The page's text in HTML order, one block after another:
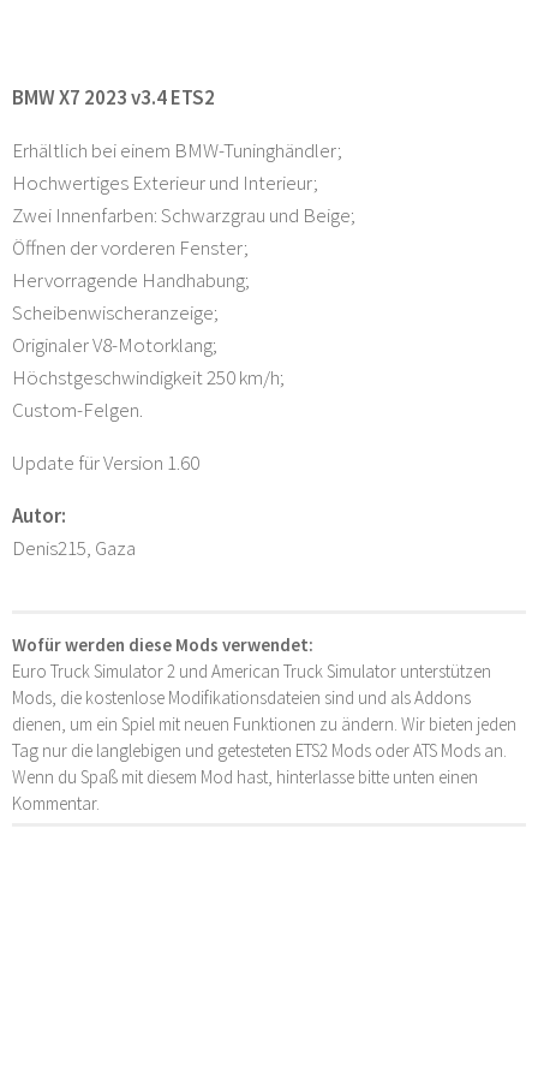
BMW X7 2023 v3.4 ETS2
Erhältlich bei einem BMW-Tuninghändler;
Hochwertiges Exterieur und Interieur;
Zwei Innenfarben: Schwarzgrau und Beige;
Öffnen der vorderen Fenster;
Hervorragende Handhabung;
Scheibenwischeranzeige;
Originaler V8-Motorklang;
Höchstgeschwindigkeit 250 km/h;
Custom-Felgen.
Update für Version 1.60
Autor:
Denis215, Gaza
Wofür werden diese Mods verwendet:
Euro Truck Simulator 2 und American Truck Simulator unterstützen
Mods, die kostenlose Modifikationsdateien sind und als Addons
dienen, um ein Spiel mit neuen Funktionen zu ändern. Wir bieten jeden
Tag nur die langlebigen und getesteten ETS2 Mods oder ATS Mods an.
Wenn du Spaß mit diesem Mod hast, hinterlasse bitte unten einen
Kommentar.